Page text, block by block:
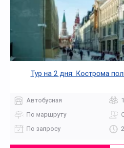
Тур на 2 дня: Кострома
Автобусная
По маршруту
По запросу